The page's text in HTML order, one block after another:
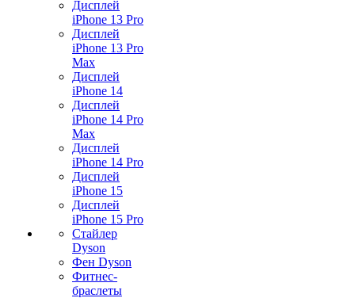
Дисплей
iPhone 13 Pro
Дисплей
iPhone 13 Pro
Max
Дисплей
iPhone 14
Дисплей
iPhone 14 Pro
Max
Дисплей
iPhone 14 Pro
Дисплей
iPhone 15
Дисплей
iPhone 15 Pro
Стайлер
Dyson
Фен Dyson
Фитнес-
браслеты